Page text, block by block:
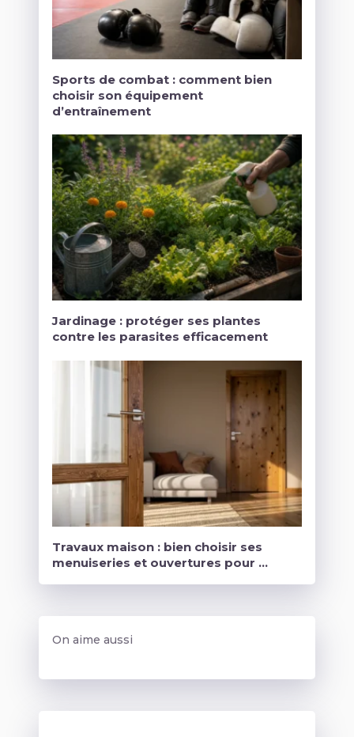
Sports de combat : comment bien
choisir son équipement
d’entraînement
Jardinage : protéger ses plantes
contre les parasites efficacement
Travaux maison : bien choisir ses
menuiseries et ouvertures pour …
On aime aussi